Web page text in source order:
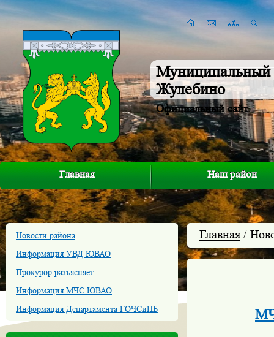
Муниципальный
Жулебино
Официальный сайт
Главная Наш район
Новости района
Информация УВД ЮВАО
Прокурор разъясняет
Информация МЧС ЮВАО
Информация Департамента ГОЧСиПБ
Главная /